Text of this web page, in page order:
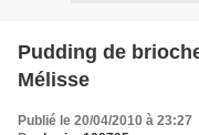
Pudding de
Mélisse
Publié le 20/04/2010 à 23:27